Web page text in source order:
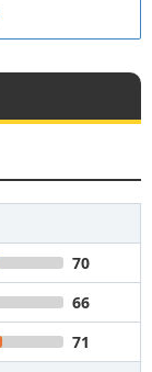
70
66
71